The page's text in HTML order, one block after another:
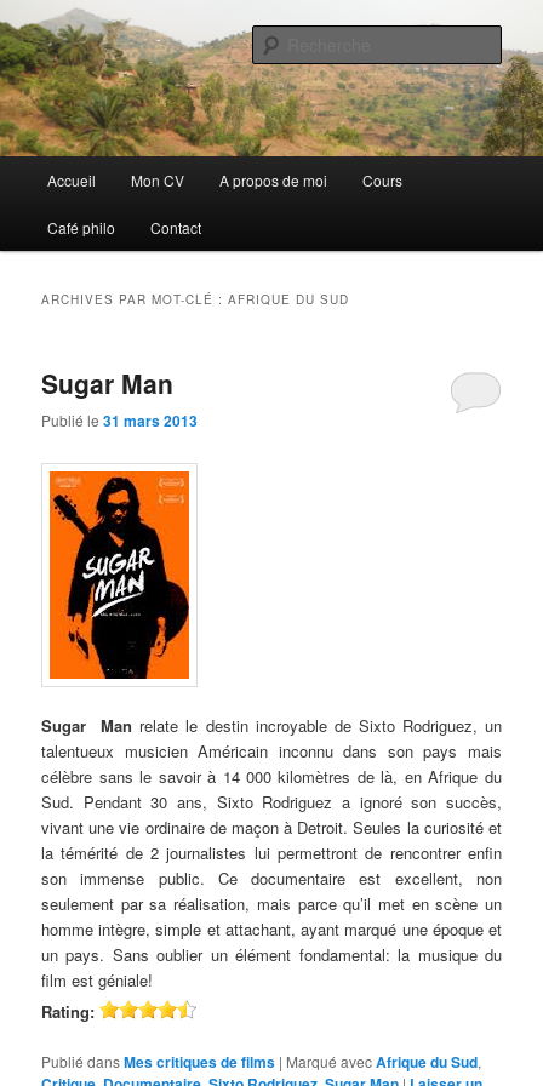
au
contenu
principal
au
contenu
secondaireGuillaume Nicaise
Discovery
principal
Accueil Mon CV A propos de moi Cours
Café philo Contact
ARCHIVES PAR MOT-CLÉ :AFRIQUE DU SUD
Sugar Man
Publié le31 mars 2013
Sugar Man relate le destin incroyable de Sixto Rodriguez, un
talentueux musicien Américain inconnu dans son pays mais
célèbre sans le savoir à 14 000 kilomètres de là, en Afrique du
Sud. Pendant 30 ans, Sixto Rodriguez a ignoré son succès,
vivant une vie ordinaire de maçon à Detroit. Seules la curiosité et
la témérité de 2 journalistes lui permettront de rencontrer enfin
son immense public. Ce documentaire est excellent, non
seulement par sa réalisation, mais parce qu’il met en scène un
homme intègre, simple et attachant, ayant marqué une époque et
un pays. Sans oublier un élément fondamental: la musique du
film est géniale!
Rating:
Publié dansMes critiques de films | Marqué avecAfrique du Sud,